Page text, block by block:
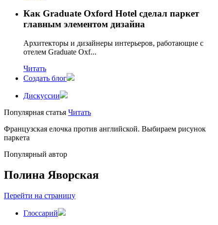
Как Graduate Oxford Hotel сделал паркет
главным элементом дизайна
Архитекторы и дизайнеры интерьеров, работающие с
отелем Graduate Oxf...
Читать
Создать блог
Дискуссии
Популярная статья Читать
Французская елочка против английской. Выбираем рисунок
паркета
Популярный автор
Полина Яворская
Перейти на страницу
Глоссарий